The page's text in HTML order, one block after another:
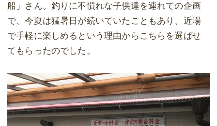
船」さん。釣りに不慣れな子供達を連れての企画
で、今夏は猛暑日が続いていたこともあり、近場
で手軽に楽しめるという理由からこちらを選ばせ
てもらったのでした。